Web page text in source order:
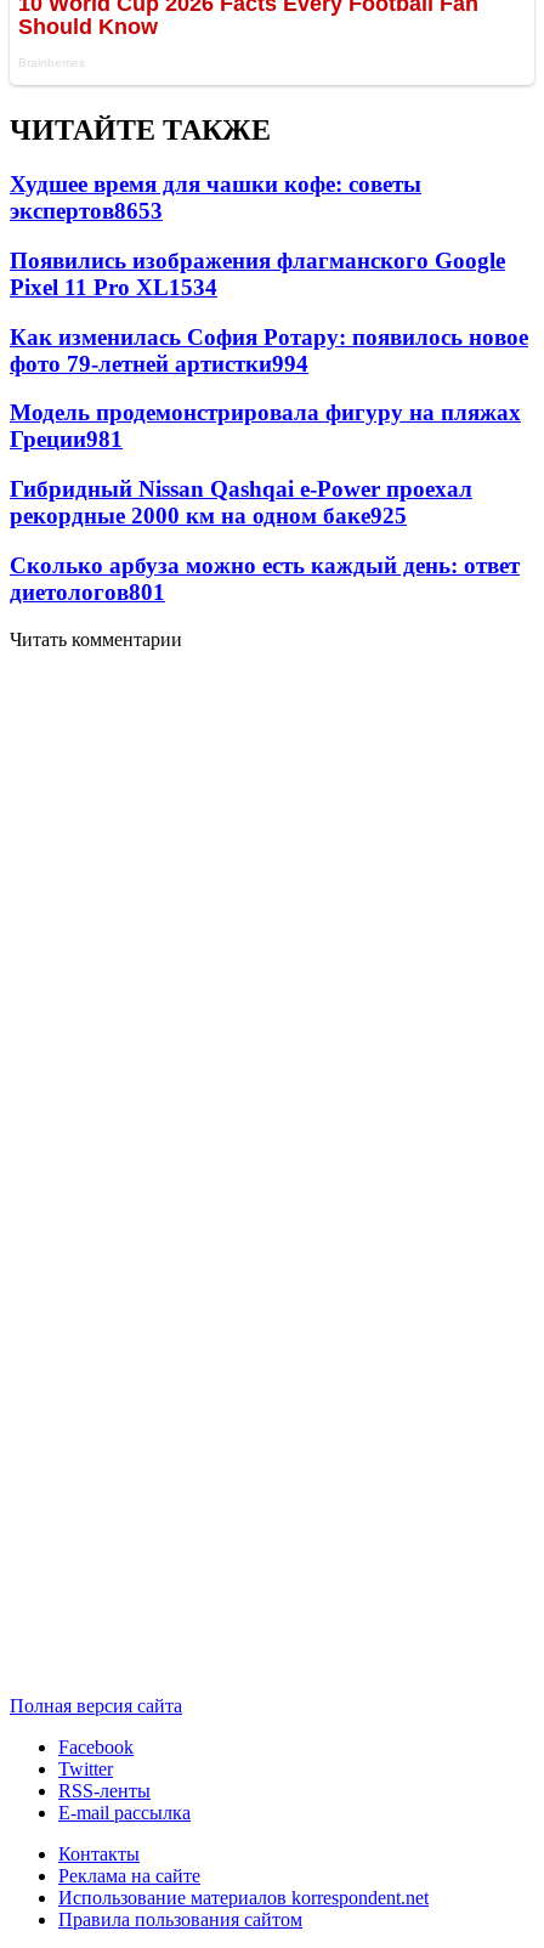
ЧИТАЙТЕ ТАКЖЕ
Худшее время для чашки кофе: советы
экспертов8653
Появились изображения флагманского Google
Pixel 11 Pro XL1534
Как изменилась София Ротару: появилось новое
фото 79-летней артистки994
Модель продемонстрировала фигуру на пляжах
Греции981
Гибридный Nissan Qashqai e-Power проехал
рекордные 2000 км на одном баке925
Сколько арбуза можно есть каждый день: ответ
диетологов801
Читать комментарии
Полная версия сайта
Facebook
Twitter
RSS-ленты
E-mail рассылка
Контакты
Реклама на сайте
Использование материалов korrespondent.net
Правила пользования сайтом